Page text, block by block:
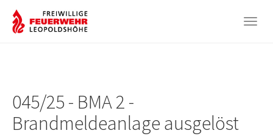
045/25 - BMA 2 -
Brandmeldeanlage ausgelöst